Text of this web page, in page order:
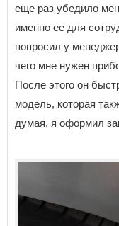
еще раз убедило
именно ее для
попросил у
чего мне нужен
После этого он
модель, которая
думая, я оформил